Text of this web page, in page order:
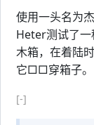
使用一头名为
Heter测试了一
木箱，在着陆
它□□穿箱子。
[-]